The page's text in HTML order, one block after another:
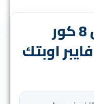
أهم مميزات كابل 8 كور
اوبتك